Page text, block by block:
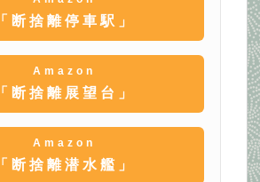
「断捨離停車駅」
Amazon
「断捨離展望台」
Amazon
「断捨離潜水艦」